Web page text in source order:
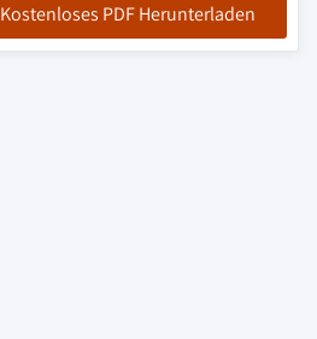
Kostenloses PDF Herunterladen